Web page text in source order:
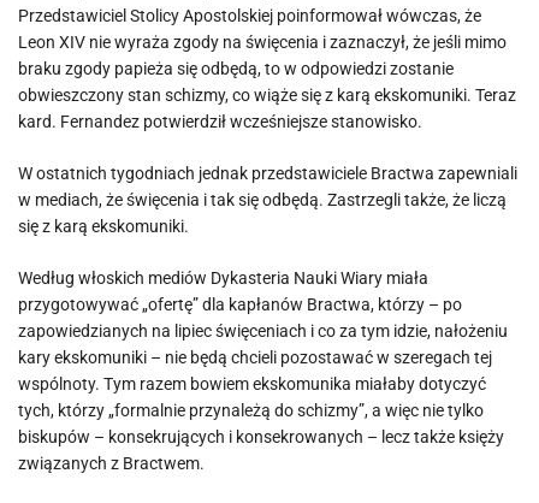
Przedstawiciel Stolicy Apostolskiej poinformował wówczas, że
Leon XIV nie wyraża zgody na święcenia i zaznaczył, że jeśli mimo
braku zgody papieża się odbędą, to w odpowiedzi zostanie
obwieszczony stan schizmy, co wiąże się z karą ekskomuniki. Teraz
kard. Fernandez potwierdził wcześniejsze stanowisko.
W ostatnich tygodniach jednak przedstawiciele Bractwa zapewniali
w mediach, że święcenia i tak się odbędą. Zastrzegli także, że liczą
się z karą ekskomuniki.
Według włoskich mediów Dykasteria Nauki Wiary miała
przygotowywać „ofertę” dla kapłanów Bractwa, którzy – po
zapowiedzianych na lipiec święceniach i co za tym idzie, nałożeniu
kary ekskomuniki – nie będą chcieli pozostawać w szeregach tej
wspólnoty. Tym razem bowiem ekskomunika miałaby dotyczyć
tych, którzy „formalnie przynależą do schizmy”, a więc nie tylko
biskupów – konsekrujących i konsekrowanych – lecz także księży
związanych z Bractwem.